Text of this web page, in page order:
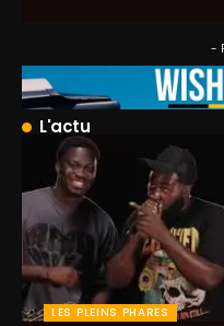
-
L'actu
LES PLEINS PHARES